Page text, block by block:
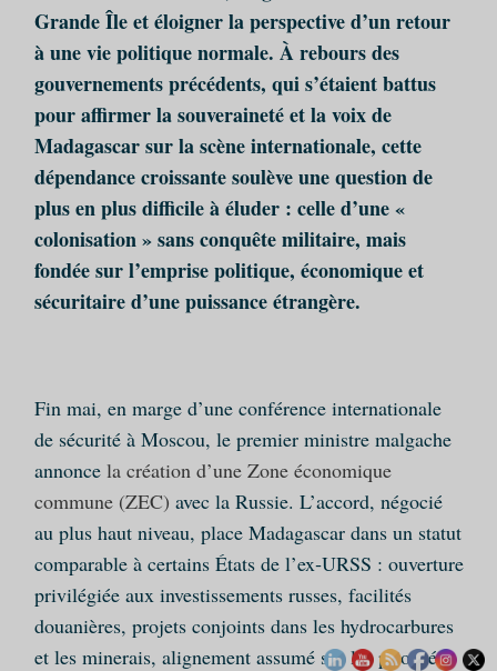
Grande Île et éloigner la perspective d’un retour
à une vie politique normale. À rebours des
gouvernements précédents, qui s’étaient battus
pour affirmer la souveraineté et la voix de
Madagascar sur la scène internationale, cette
dépendance croissante soulève une question de
plus en plus difficile à éluder : celle d’une «
colonisation » sans conquête militaire, mais
fondée sur l’emprise politique, économique et
sécuritaire d’une puissance étrangère.
Fin mai, en marge d’une conférence internationale
de sécurité à Moscou, le premier ministre malgache
annonce la création d’une Zone économique
commune (ZEC) avec la Russie. L’accord, négocié
au plus haut niveau, place Madagascar dans un statut
comparable à certains États de l’ex‑URSS : ouverture
privilégiée aux investissements russes, facilités
douanières, projets conjoints dans les hydrocarbures
et les minerais, alignement assumé sur les priorités